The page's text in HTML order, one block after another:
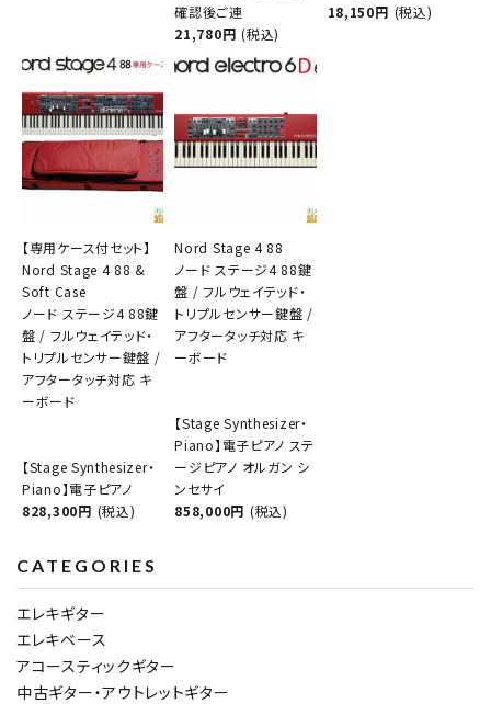
確認後ご連
21,780円 (税込)
18,150円 (税込)
【専用ケース付セット】
Nord Stage 4 88 &
Soft Case
ノード ステージ4 88鍵
盤 / フルウェイテッド・
トリプルセンサー鍵盤 /
アフタータッチ対応 キ
ーボード
【Stage Synthesizer・
Piano】電子ピアノ
828,300円 (税込)
Nord Stage 4 88
ノード ステージ4 88鍵
盤 / フルウェイテッド・
トリプルセンサー鍵盤 /
アフタータッチ対応 キ
ーボード
【Stage Synthesizer・
Piano】電子ピアノ ステ
ージピアノ オルガン シ
ンセサイ
858,000円 (税込)
CATEGORIES
エレキギター
エレキベース
アコースティックギター
中古ギター・アウトレットギター